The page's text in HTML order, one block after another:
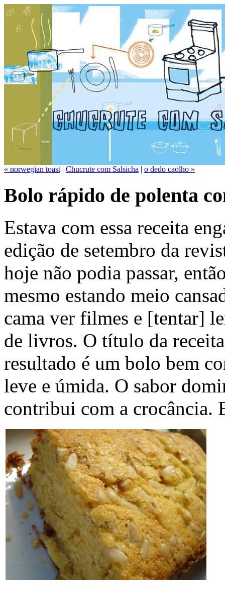
« norwegian toast | Chucrute com Salsicha | o dedo caolho »
Bolo rápido de polenta
Estava com essa receita
edição de setembro da
hoje não podia passar,
mesmo estando meio
cama ver filmes e [tentar]
de livros. O título da
resultado é um bolo bem
leve e úmida. O sabor
contribui com a crocância.